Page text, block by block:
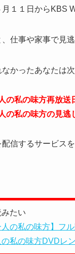
月１１日からKBS
、仕事や家事で見
なかったあなたは
の私の味方再放送
の私の味方の見逃
信するサービス
たい
人の私の味方】フ
私の味方DVDレ